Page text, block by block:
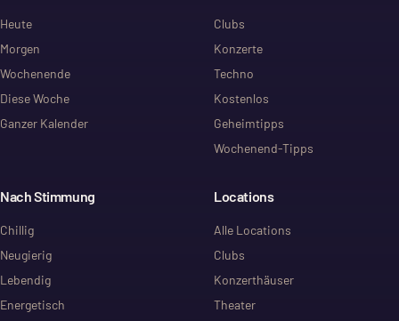
Heute
Morgen
Wochenende
Diese Woche
Ganzer Kalender
Clubs
Konzerte
Techno
Kostenlos
Geheimtipps
Wochenend-Tipps
Nach Stimmung
Chillig
Neugierig
Lebendig
Energetisch
Locations
Alle Locations
Clubs
Konzerthäuser
Theater